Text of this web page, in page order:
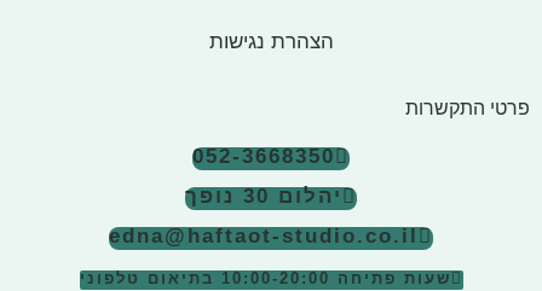
הצהרת נגישות
פרטי התקשרות
052-3668350
יהלום 30 נופך
edna@haftaot-studio.co.il
שעות פתיחה 10:00-20:00 בתיאום טלפוני